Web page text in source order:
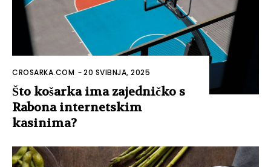
CROSARKA.COM -20 SVIBNJA, 2025
Što košarka ima zajedničko s
Rabona internetskim
kasinima?